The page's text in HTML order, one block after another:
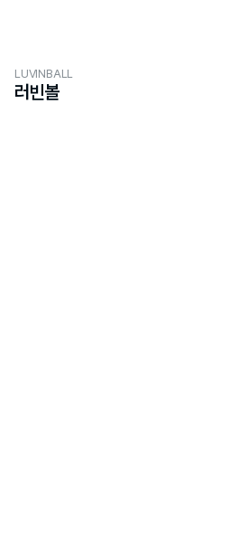
LUVINBALL
러빈볼